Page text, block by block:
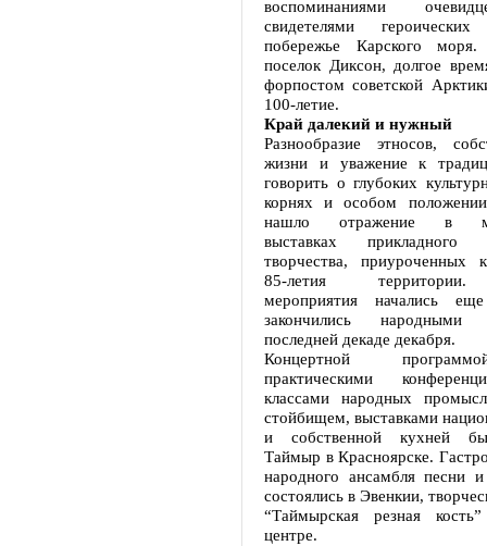
воспоминаниями
свидетелями
побережье Карского
поселок Диксон, долгое
форпостом советской
100-летие.
Край далекий и нужный
Разнообразие этносов,
жизни и уважение к
говорить о глубоких
корнях и особом
нашло отражение в
выставках
творчества, приуроченных
85-летия
мероприятия начались
закончились
последней декаде декабря.
Концертной
практическими
классами народных
стойбищем, выставками
и собственной кухней
Таймыр в Красноярске.
народного ансамбля песни
состоялись в Эвенкии,
“Таймырская резная
центре.